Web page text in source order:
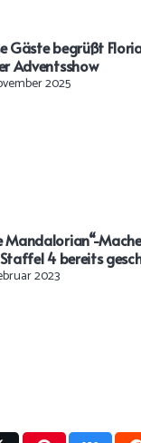
Gäste begrüßt
Adventsshow
2025
Mandalorian“-
4 bereits
2023